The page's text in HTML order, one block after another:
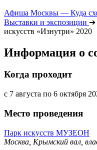
Афиша Москвы — Куда
Выставки и экспозиции ➔
искусств «Изнутри» 2020
Информация о
Когда проходит
с 7 августа по 6 октября
Место проведения
Парк искусств МУЗЕОН
Москва, Крымский вал,